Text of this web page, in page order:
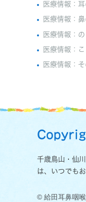
医療情報：
医療情報：
医療情報：
医療情報：こ
医療情報：
千歳鳥山・仙
は、いつでも
© 給田耳鼻咽